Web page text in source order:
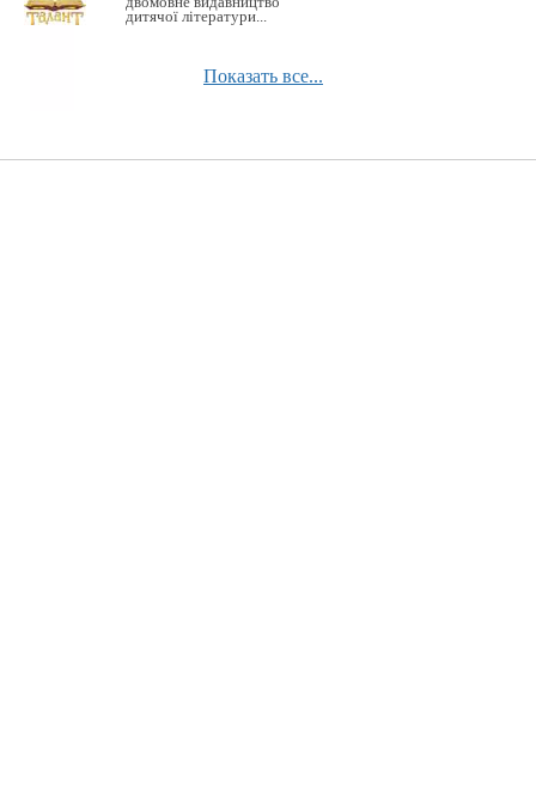
дитячої літератури...
Показать все...